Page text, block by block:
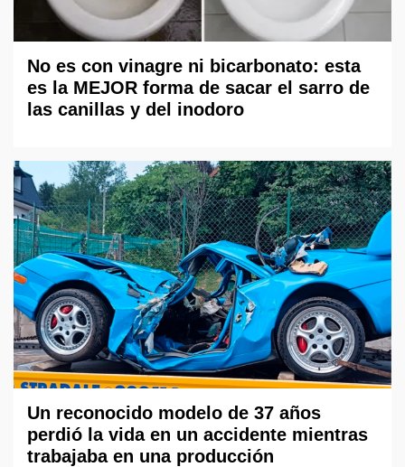
No es con vinagre ni bicarbonato: esta
es la MEJOR forma de sacar el sarro de
las canillas y del inodoro
Un reconocido modelo de 37 años
perdió la vida en un accidente mientras
trabajaba en una producción